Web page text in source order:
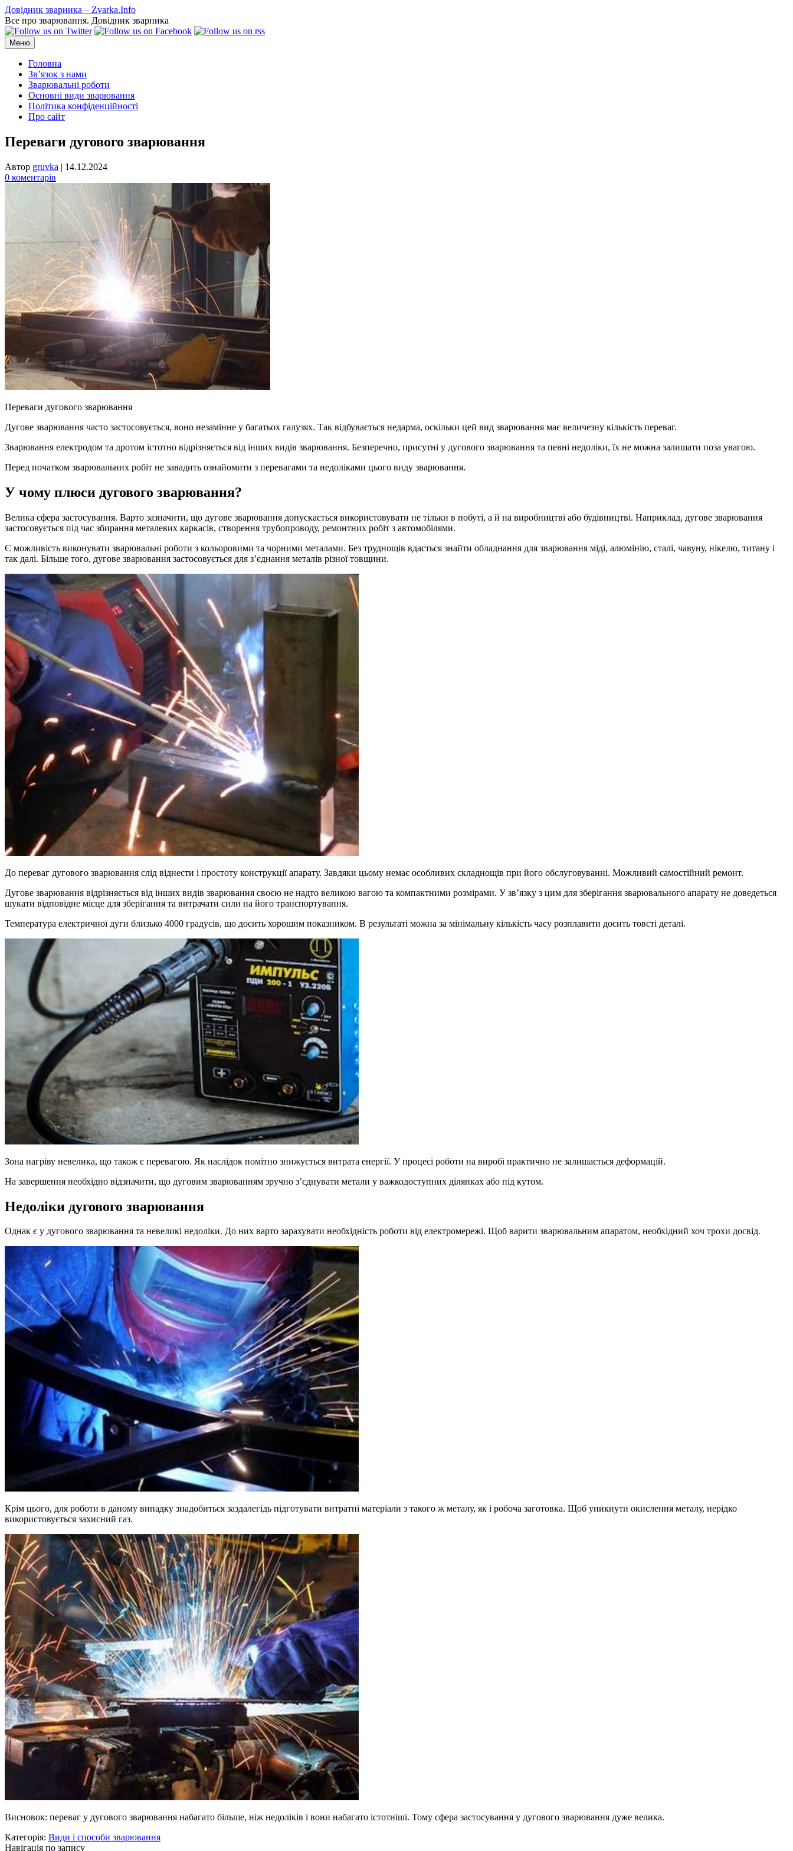
Перейти
до
вмісту
Довідник зварника – Zvarka.Info
Все про зварювання. Довідник зварника
Меню
Головна
Зв’язок з нами
Зварювальні роботи
Основні види зварювання
Політика конфіденційності
Про сайт
Переваги дугового зварювання
Автор gruvka | 14.12.2024
0 коментарів
Переваги дугового зварювання
Дугове зварювання часто застосовується, воно незамінне у багатьох галузях. Так відбувається недарма, оскільки цей вид зварювання має величезну кількість переваг.
Зварювання електродом та дротом істотно відрізняється від інших видів зварювання. Безперечно, присутні у дугового зварювання та певні недоліки, їх не можна залишати поза увагою.
Перед початком зварювальних робіт не завадить ознайомити з перевагами та недоліками цього виду зварювання.
У чому плюси дугового зварювання?
Велика сфера застосування. Варто зазначити, що дугове зварювання допускається використовувати не тільки в побуті, а й на виробництві або будівництві. Наприклад, дугове зварювання
застосовується під час збирання металевих каркасів, створення трубопроводу, ремонтних робіт з автомобілями.
Є можливість виконувати зварювальні роботи з кольоровими та чорними металами. Без труднощів вдасться знайти обладнання для зварювання міді, алюмінію, сталі, чавуну, нікелю, титану і
так далі. Більше того, дугове зварювання застосовується для з’єднання металів різної товщини.
До переваг дугового зварювання слід віднести і простоту конструкції апарату. Завдяки цьому немає особливих складнощів при його обслуговуванні. Можливий самостійний ремонт.
Дугове зварювання відрізняється від інших видів зварювання своєю не надто великою вагою та компактними розмірами. У зв’язку з цим для зберігання зварювального апарату не доведеться
шукати відповідне місце для зберігання та витрачати сили на його транспортування.
Температура електричної дуги близько 4000 градусів, що досить хорошим показником. В результаті можна за мінімальну кількість часу розплавити досить товсті деталі.
Зона нагріву невелика, що також є перевагою. Як наслідок помітно знижується витрата енергії. У процесі роботи на виробі практично не залишається деформацій.
На завершення необхідно відзначити, що дуговим зварюванням зручно з’єднувати метали у важкодоступних ділянках або під кутом.
Недоліки дугового зварювання
Однак є у дугового зварювання та невеликі недоліки. До них варто зарахувати необхідність роботи від електромережі. Щоб варити зварювальним апаратом, необхідний хоч трохи досвід.
Крім цього, для роботи в даному випадку знадобиться заздалегідь підготувати витратні матеріали з такого ж металу, як і робоча заготовка. Щоб уникнути окислення металу, нерідко
використовується захисний газ.
Висновок: переваг у дугового зварювання набагато більше, ніж недоліків і вони набагато істотніші. Тому сфера застосування у дугового зварювання дуже велика.
Категорія: Види і способи зварювання
Навігація по запису